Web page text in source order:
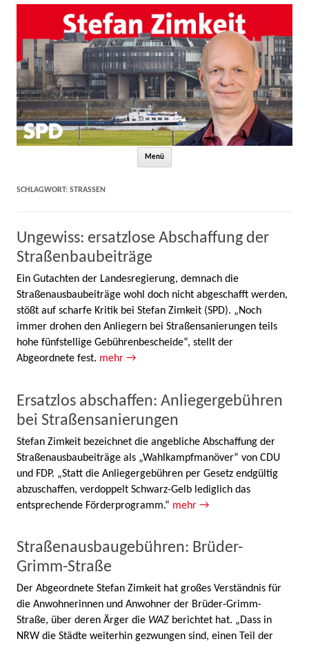
Menü
SCHLAGWORT: STRASSEN
Ungewiss: ersatzlose Abschaffung der
Straßenbaubeiträge
Ein Gutachten der Landesregierung, demnach die
Straßenausbaubeiträge wohl doch nicht abgeschafft werden,
stößt auf scharfe Kritik bei Stefan Zimkeit (SPD). „Noch
immer drohen den Anliegern bei Straßensanierungen teils
hohe fünfstellige Gebührenbescheide“, stellt der
Abgeordnete fest. mehr →
Ersatzlos abschaffen: Anliegergebühren
bei Straßensanierungen
Stefan Zimkeit bezeichnet die angebliche Abschaffung der
Straßenausbaubeiträge als „Wahlkampfmanöver“ von CDU
und FDP. „Statt die Anliegergebühren per Gesetz endgültig
abzuschaffen, verdoppelt Schwarz-Gelb lediglich das
entsprechende Förderprogramm.“ mehr →
Straßenausbaugebühren: Brüder-
Grimm-Straße
Der Abgeordnete Stefan Zimkeit hat großes Verständnis für
die Anwohnerinnen und Anwohner der Brüder-Grimm-
Straße, über deren Ärger die WAZ berichtet hat. „Dass in
NRW die Städte weiterhin gezwungen sind, einen Teil der